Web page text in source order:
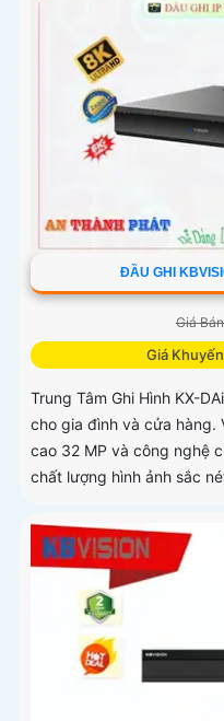
ĐẦU GHI
Giá
Giá
Trung Tâm Ghi Hình KX-
cho gia đình và cửa hàng.
cao 32 MP và công nghệ
chất lượng hình ảnh sắc